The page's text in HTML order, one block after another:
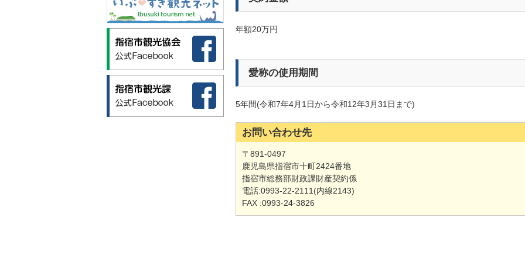
年額20万円
愛称の使用期間
5年間(令和7年4月1日から令和12年3月31日まで)
お問い合わせ先
〒891-0497
鹿児島県指宿市十町2424番地
指宿市総務部財政課財産契約係
電話:0993-22-2111(内線2143)
FAX :0993-24-3826